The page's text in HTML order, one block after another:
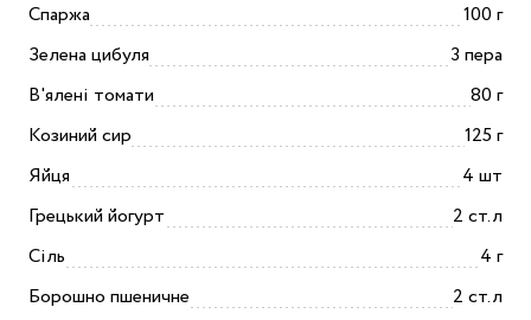
Спаржа
100 г
Зелена цибуля
3 пера
В'ялені томати
80 г
Козиний сир
125 г
Яйця
4 шт
Грецький йогурт
2 ст.л
Сіль
4 г
Борошно пшеничне
2 ст.л